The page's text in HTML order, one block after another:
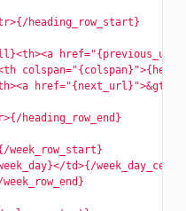
heading_row_start}
heading_row_end}
week_row_start}
td>{/week_day_cell}